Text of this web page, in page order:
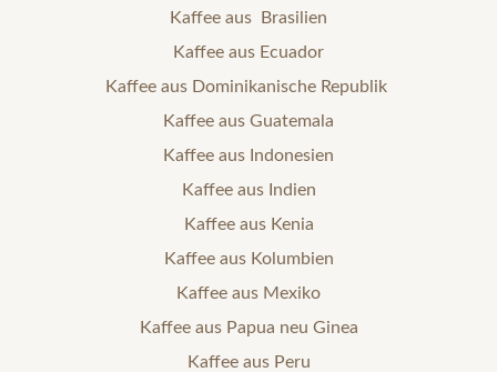
Kaffee aus Brasilien
Kaffee aus Ecuador
Kaffee aus Dominikanische Republik
Kaffee aus Guatemala
Kaffee aus Indonesien
Kaffee aus Indien
Kaffee aus Kenia
Kaffee aus Kolumbien
Kaffee aus Mexiko
Kaffee aus Papua neu Ginea
Kaffee aus Peru